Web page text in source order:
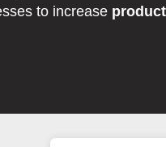
to increase